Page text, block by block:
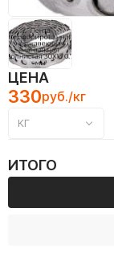
ЦЕНА
330руб./кг
КГ
ИТОГО